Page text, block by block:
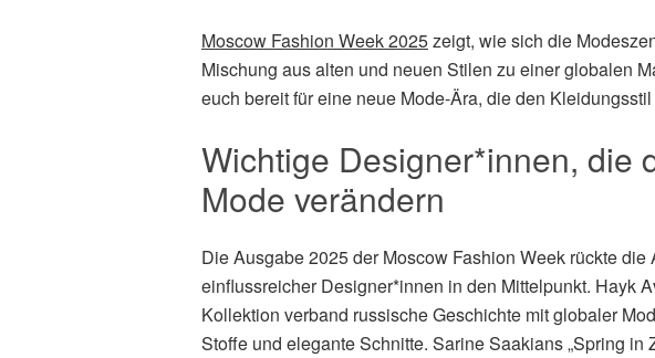
Moscow Fashion Week 2025zeigt, wie sich die
Mischung aus alten und neuen Stilen zu einer globalen
euch bereit für eine neue Mode-Ära, die den
Wichtige Designer*innen, die
Mode verändern
Die Ausgabe 2025 der Moscow Fashion Week rückte die
einflussreicher Designer*innen in den Mittelpunkt. Hayk
Kollektion verband russische Geschichte mit globaler
Stoffe und elegante Schnitte. Sarine Saakians „Spring in